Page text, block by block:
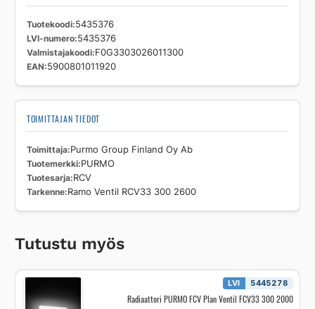
Tuotekoodi 5435376
LVI-numero 5435376
Valmistajakoodi F0G3303026011300
EAN 5900801011920
TOIMITTAJAN TIEDOT
Toimittaja Purmo Group Finland Oy Ab
Tuotemerkki PURMO
Tuotesarja RCV
Tarkenne Ramo Ventil RCV33 300 2600
Tutustu myös
LVI 5445278
Radiaattori PURMO FCV Plan Ventil FCV33 300 2000